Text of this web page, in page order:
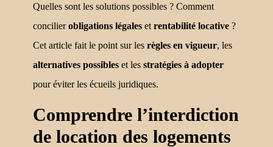
Quelles sont les solutions possibles ? Comment
concilierobligations légales et rentabilité locative ?
Cet article fait le point sur les règles en vigueur, les
alternatives possibles et les stratégies à adopter
pour éviter les écueils juridiques.
Comprendre l’interdiction
de location des logements